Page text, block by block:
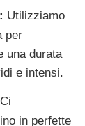
Utilizziamo
per
una durata
e intensi.
Ci
in perfette